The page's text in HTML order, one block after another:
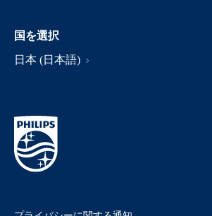
国を選択
日本 (日本語)